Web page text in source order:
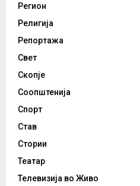
Регион
Религија
Репортажа
Свет
Скопје
Соопштенија
Спорт
Став
Стории
Театар
Телевизија во Живо